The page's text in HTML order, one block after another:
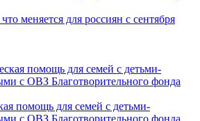
меняется для россиян с сентября
помощь для семей с детьми-
с ОВЗ Благотворительного фонда